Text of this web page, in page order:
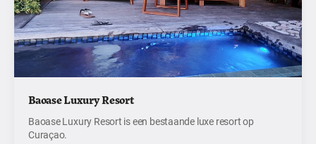
Baoase Luxury Resort
Baoase Luxury Resort is een bestaande luxe resort op
Curaçao.